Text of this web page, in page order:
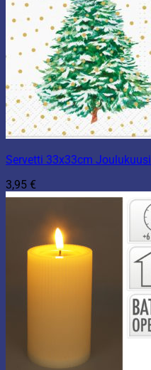
Servetti 33x33cm Joulukuusi
3,95 €